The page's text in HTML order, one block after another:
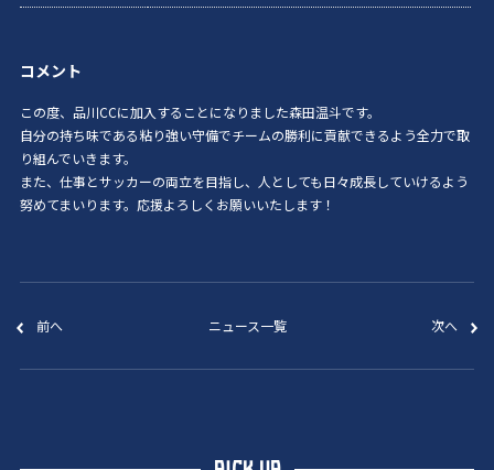
コメント
この度、品川CCに加入することになりました森田温斗です。
自分の持ち味である粘り強い守備でチームの勝利に貢献できるよう全力で取
り組んでいきます。
また、仕事とサッカーの両立を目指し、人としても日々成長していけるよう
努めてまいります。応援よろしくお願いいたします！
前へ ニュース一覧 次へ